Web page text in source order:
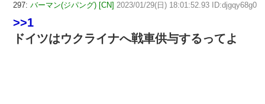
297: バーマン(ジパング) [CN] 2023/01/29(日) 18:01:52.93 ID:djgqy68g0
>>1
ドイツはウクライナへ戦車供与するってよ